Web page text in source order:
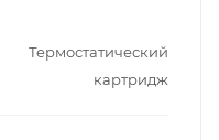
Термостатический
картридж